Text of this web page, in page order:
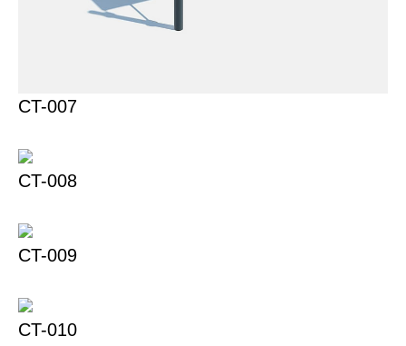
СT-007
СT-008
СT-009
СT-010